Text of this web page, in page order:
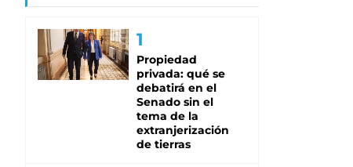
Propiedad
privada: qué se
debatirá en el
Senado sin el
tema de la
extranjerización
de tierras